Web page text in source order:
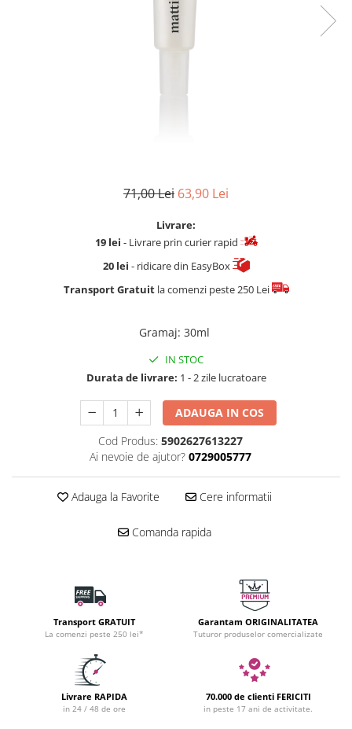
Gel pentru sprancene
Palete Contouring
Pensule Profesionale
Aur Cosmetic
71,00 Lei 63,90 Lei
Livrare:
19 lei - Livrare prin curier rapid
20 lei - ridicare din EasyBox
Transport Gratuitla comenzi peste 250 Lei
Gramaj: 30ml
IN STOC
Durata de livrare: 1 - 2 zile lucratoare
ADAUGA IN COS
Cod Produs: 5902627613227
Ai nevoie de ajutor? 0729005777
Adauga la Favorite Cere informatii
Comanda rapida
Transport GRATUIT
La comenzi peste 250 lei*
Garantam ORIGINALITATEA
Tuturor produselor comercializate
Livrare RAPIDA
in 24 / 48 de ore
70.000 de clienti FERICITI
in peste 17 ani de activitate.